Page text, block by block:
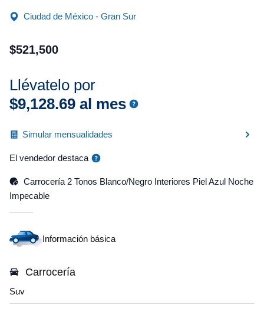
Ciudad de México - Gran Sur
$521,500
Llévatelo por
$9,128.69 al mes
Simular mensualidades
El vendedor destaca
Carrocería 2 Tonos Blanco/Negro Interiores Piel Azul Noche
Impecable
Información básica
Carrocería
Suv